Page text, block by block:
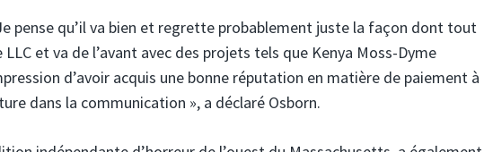
pense qu’il va bien et regrette probablement juste la façon dont tout
et va de l’avant avec des projets tels que Kenya Moss-Dyme
d’avoir acquis une bonne réputation en matière de paiement à
dans la communication », a déclaré Osborn.